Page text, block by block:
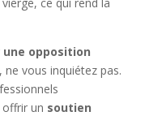
opposition
vous inquiétez pas.
un soutien